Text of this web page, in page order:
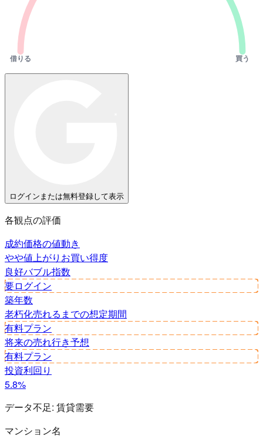
借りる 買う
ログインまたは無料登録して表示
各観点の評価
成約価格の値動き
やや値上がり お買い得度
良好バブル指数
要ログイン
築年数
老朽化売れるまでの想定期間
有料プラン
将来の売れ行き予想
有料プラン
投資利回り
5.8%
データ不足: 賃貸需要
マンション名